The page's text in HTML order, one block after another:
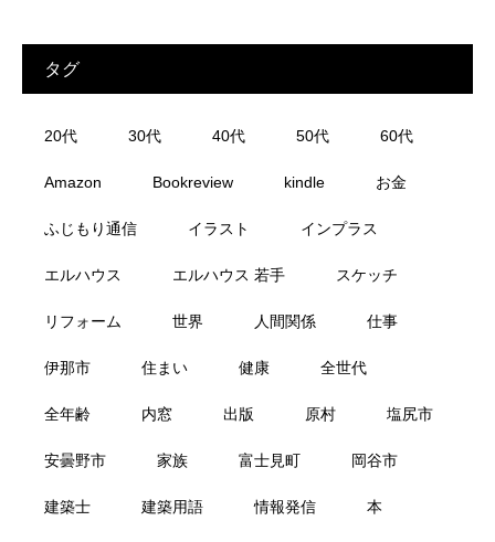
タグ
20代 30代 40代 50代 60代
Amazon Bookreview kindle お金
ふじもり通信 イラスト インプラス
エルハウス エルハウス 若手 スケッチ
リフォーム 世界 人間関係 仕事
伊那市 住まい 健康 全世代
全年齢 内窓 出版 原村 塩尻市
安曇野市 家族 富士見町 岡谷市
建築士 建築用語 情報発信 本